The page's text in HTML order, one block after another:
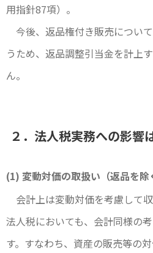
用指針87項）。
今後、返品権付き販売につい
うため、返品調整引当金を計上
ん。
２．法人税実務への影響
(1) 変動対価の取扱い（返品を除
会計上は変動対価を考慮して
法人税においても、会計同様の
す。すなわち、資産の販売等の